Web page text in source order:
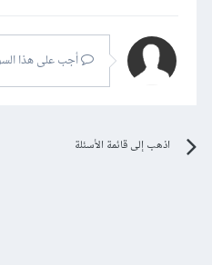
أجب على هذا
اذهب إلى قائمة الأسئلة